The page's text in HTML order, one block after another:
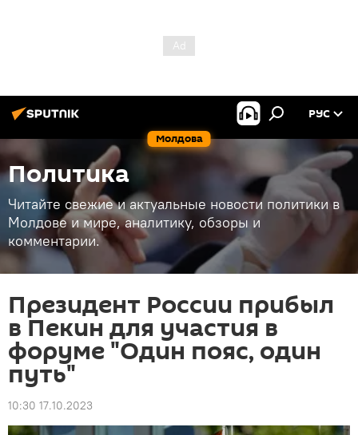
Молдова
РУС
Политика
Читайте свежие и актуальные новости политики в
Молдове и мире, аналитику, обзоры и
комментарии.
Президент России прибыл
в Пекин для участия в
форуме "Один пояс, один
путь"
10:30 17.10.2023